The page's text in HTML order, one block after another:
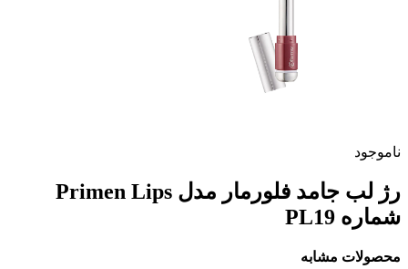
ناموجود
رژ لب جامد فلورمار مدل Primen Lips
شماره PL19
محصولات مشابه